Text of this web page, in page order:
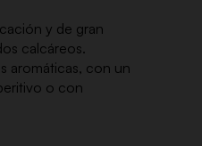
y de gran
calcáreos.
aromáticas, con un
o con